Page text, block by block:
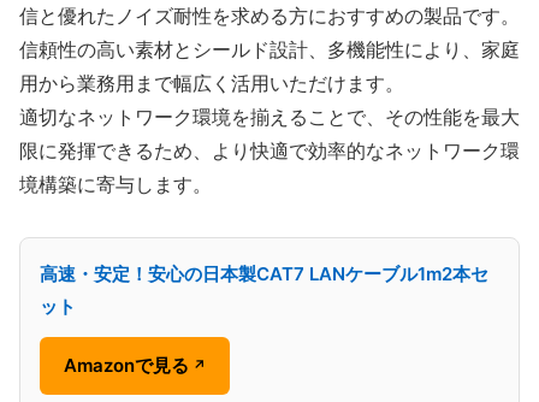
信と優れたノイズ耐性を求める方におすすめの製品です。
信頼性の高い素材とシールド設計、多機能性により、家庭
用から業務用まで幅広く活用いただけます。
適切なネットワーク環境を揃えることで、その性能を最大
限に発揮できるため、より快適で効率的なネットワーク環
境構築に寄与します。
高速・安定！安心の日本製CAT7 LANケーブル1m2本セ
ット
Amazonで見る ↗